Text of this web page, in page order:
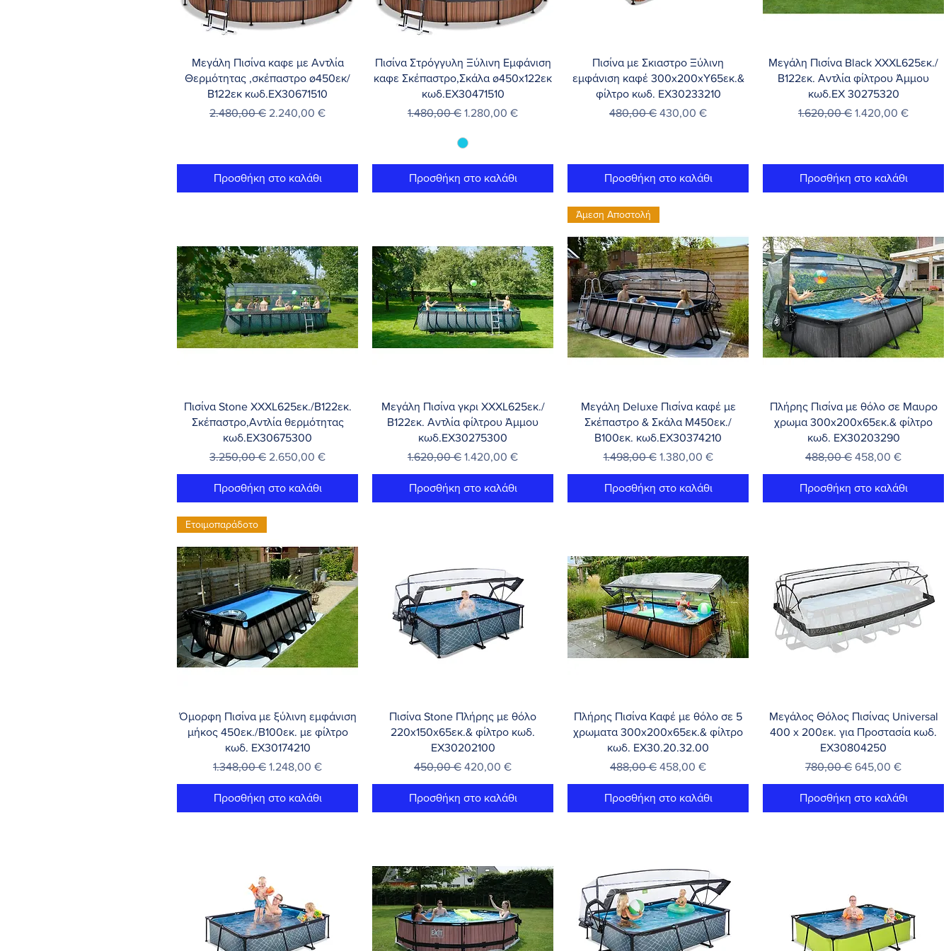
Γρήγορη προβολή
Μεγάλη Πισίνα καφε με Αντλία
Θερμότητας ,σκέπαστρο ø450εκ/
Β122εκ κωδ.EX30671510
Κανονική τιμή
2.480,00 € Τιμή Έκπτωσης
2.240,00 €
Προσθήκη στο καλάθι
Γρήγορη προβολή
Πισίνα Στρόγγυλη Ξύλινη Εμφάνιση
καφε Σκέπαστρο,Σκάλα ø450x122εκ
κωδ.EX30471510
Κανονική τιμή
1.480,00 € Τιμή Έκπτωσης
1.280,00 €
Προσθήκη στο καλάθι
Γρήγορη προβολή
Πισίνα με Σκιαστρο Ξύλινη
εμφάνιση καφέ 300x200xΥ65εκ.&
φίλτρο κωδ. EX30233210
Κανονική τιμή
480,00 € Τιμή Έκπτωσης
430,00 €
Προσθήκη στο καλάθι
Γρήγορη προβολή
Μεγάλη Πισίνα Black XXXL625εκ./
Β122εκ. Αντλία φίλτρου Άμμου
κωδ.EX 30275320
Κανονική τιμή
1.620,00 € Τιμή Έκπτωσης
1.420,00 €
Προσθήκη στο καλάθι
Γρήγορη προβολή
Πισίνα Stone XXXL625εκ./Β122εκ.
Σκέπαστρο,Αντλία θερμότητας
κωδ.EX30675300
Κανονική τιμή
3.250,00 € Τιμή Έκπτωσης
2.650,00 €
Προσθήκη στο καλάθι
Γρήγορη προβολή
Μεγάλη Πισίνα γκρι XXXL625εκ./
Β122εκ. Αντλία φίλτρου Άμμου
κωδ.EX30275300
Κανονική τιμή
1.620,00 € Τιμή Έκπτωσης
1.420,00 €
Προσθήκη στο καλάθι
Γρήγορη προβολή
Άμεση Αποστολή
Μεγάλη Deluxe Πισίνα καφέ με
Σκέπαστρο & Σκάλα Μ450εκ./
Β100εκ. κωδ.EX30374210
Κανονική τιμή
1.498,00 € Τιμή Έκπτωσης
1.380,00 €
Προσθήκη στο καλάθι
Γρήγορη προβολή
Πλήρης Πισίνα με θόλο σε Μαυρο
χρωμα 300x200x65εκ.& φίλτρο
κωδ. EX30203290
Κανονική τιμή
488,00 € Τιμή Έκπτωσης
458,00 €
Προσθήκη στο καλάθι
Γρήγορη προβολή
Ετοιμοπαράδοτο
Όμορφη Πισίνα με ξύλινη εμφάνιση
μήκος 450εκ./Β100εκ. με φίλτρο
κωδ. EX30174210
Κανονική τιμή
1.348,00 € Τιμή Έκπτωσης
1.248,00 €
Προσθήκη στο καλάθι
Γρήγορη προβολή
Πισίνα Stone Πλήρης με θόλο
220x150x65εκ.& φίλτρο κωδ.
EX30202100
Κανονική τιμή
450,00 € Τιμή Έκπτωσης
420,00 €
Προσθήκη στο καλάθι
Γρήγορη προβολή
Πλήρης Πισίνα Καφέ με θόλο σε 5
χρωματα 300x200x65εκ.& φίλτρο
κωδ. EX30.20.32.00
Κανονική τιμή
488,00 € Τιμή Έκπτωσης
458,00 €
Προσθήκη στο καλάθι
Γρήγορη προβολή
Μεγάλος Θόλος Πισίνας Universal
400 x 200εκ. για Προστασία κωδ.
EX30804250
Κανονική τιμή
780,00 € Τιμή Έκπτωσης
645,00 €
Προσθήκη στο καλάθι